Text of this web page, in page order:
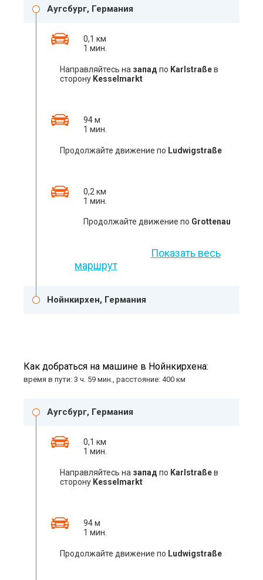
Аугсбург, Германия
0,1 км
1 мин.
Направляйтесь на запад по Karlstraßeв
сторону Kesselmarkt
94 м
1 мин.
Продолжайте движение по Ludwigstraße
0,2 км
1 мин.
Продолжайте движение по Grottenau
Показать весь
маршрут
Нойнкирхен, Германия
Как добраться на машине в Нойнкирхена:
время в пути: 3 ч. 59 мин., расстояние: 400 км
Аугсбург, Германия
0,1 км
1 мин.
Направляйтесь на запад по Karlstraßeв
сторону Kesselmarkt
94 м
1 мин.
Продолжайте движение по Ludwigstraße